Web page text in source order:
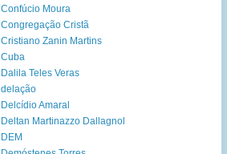
Confúcio Moura
Congregação Cristã
Cristiano Zanin Martins
Cuba
Dalila Teles Veras
delação
Delcídio Amaral
Deltan Martinazzo Dallagnol
DEM